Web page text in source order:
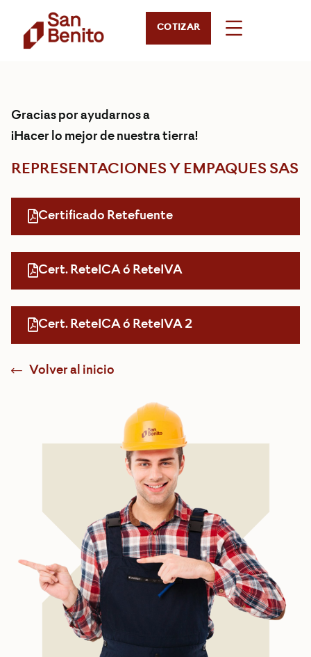
COTIZAR
Gracias por ayudarnos a
¡Hacer lo mejor de nuestra tierra!
REPRESENTACIONES Y EMPAQUES SAS
Certificado Retefuente
Cert. ReteICA ó ReteIVA
Cert. ReteICA ó ReteIVA 2
Volver al inicio